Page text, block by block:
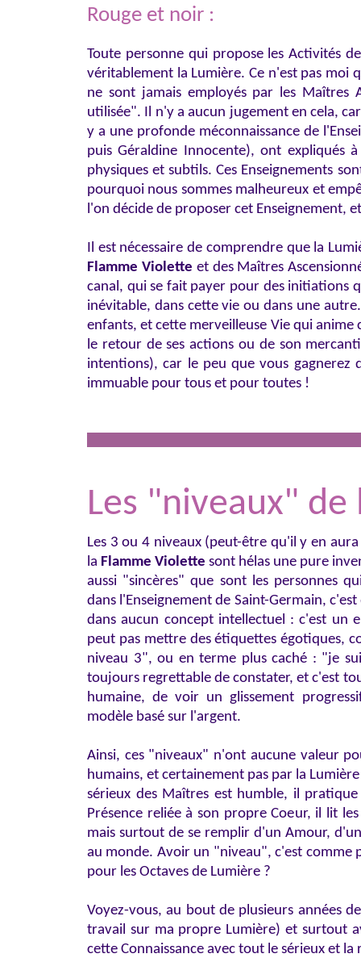
Rouge et noir :
Toute personne qui propose les Activités
véritablement la Lumière. Ce n'est pas moi
ne sont jamais employés par les Maîtres
utilisée". Il n'y a aucun jugement en cela,
y a une profonde méconnaissance de
puis Géraldine Innocente), ont expliqués
physiques et subtils. Ces Enseignements
pourquoi nous sommes malheureux et
l'on décide de proposer cet Enseignement,
Il est nécessaire de comprendre que la
Flamme Violette et des Maîtres
canal, qui se fait payer pour des initiations
inévitable, dans cette vie ou dans une
enfants, et cette merveilleuse Vie qui
le retour de ses actions ou de son
intentions), car le peu que vous gagnerez
immuable pour tous et pour toutes !
Les "niveaux"
Les 3 ou 4 niveaux (peut-être qu'il y en
la Flamme Violette sont hélas une pure
aussi "sincères" que sont les personnes
dans l'Enseignement de Saint-Germain,
dans aucun concept intellectuel : c'est un
peut pas mettre des étiquettes égotiques,
niveau 3", ou en terme plus caché : "je
toujours regrettable de constater, et c'est
humaine, de voir un glissement
modèle basé sur l'argent.
Ainsi, ces "niveaux" n'ont aucune valeur
humains, et certainement pas par la
sérieux des Maîtres est humble, il
Présence reliée à son propre Coeur, il lit
mais surtout de se remplir d'un Amour,
au monde. Avoir un "niveau", c'est comme
pour les Octaves de Lumière ?
Voyez-vous, au bout de plusieurs années
travail sur ma propre Lumière) et surtout
cette Connaissance avec tout le sérieux et la